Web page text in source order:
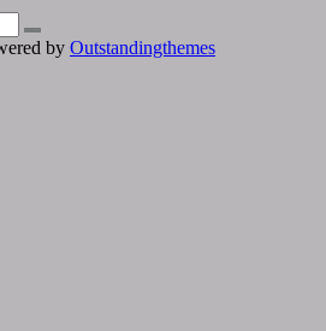
Search
by Outstandingthemes